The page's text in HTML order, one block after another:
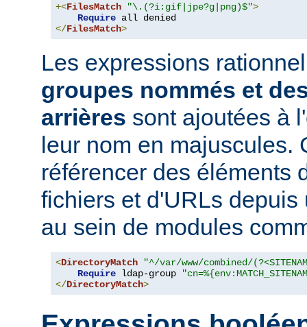
+<FilesMatch "\.(?i:gif|jpe?g|png)$">
Require
</FilesMatch>
Les expressions
groupes nommés et
arrières sont ajoutées à
leur nom en majuscules.
référencer des éléments
fichiers et d'URLs
au sein de modules
<DirectoryMatch
"^/var/www/combined/
Require ldap-group
</DirectoryMatch>